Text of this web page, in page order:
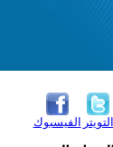
الفيسبوك التويتر